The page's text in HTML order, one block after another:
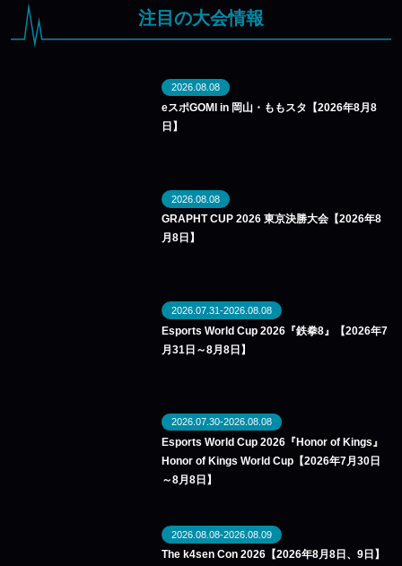
注目の大会情報
2026.08.08
eスポGOMI in 岡山・ももスタ【2026年8月8
日】
2026.08.08
GRAPHT CUP 2026 東京決勝大会【2026年8
月8日】
2026.07.31-2026.08.08
Esports World Cup 2026『鉄拳8』【2026年7
月31日～8月8日】
2026.07.30-2026.08.08
Esports World Cup 2026『Honor of Kings』
Honor of Kings World Cup【2026年7月30日
～8月8日】
2026.08.08-2026.08.09
The k4sen Con 2026【2026年8月8日、9日】